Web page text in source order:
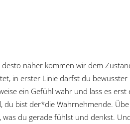
näher kommen wir dem
in erster Linie darfst du
ein Gefühl wahr und lass es erst
bist der*die Wahrnehmende.
du gerade fühlst und denkst.